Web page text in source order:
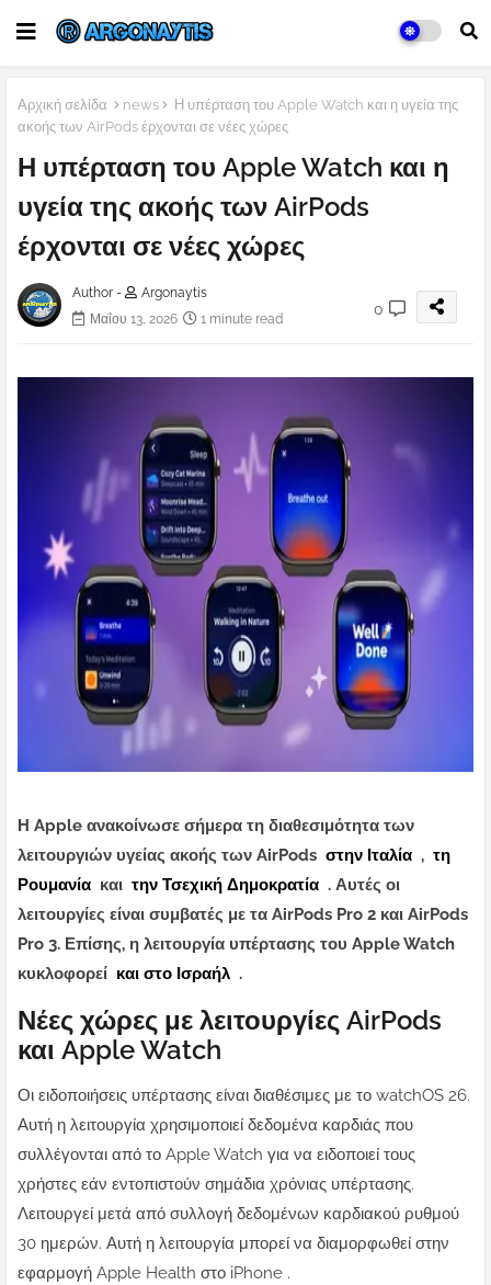
Αρχική σελίδα news
Η υπέρταση του Apple Watch και η υγεία της
ακοής των AirPods έρχονται σε νέες χώρες
Η υπέρταση του Apple Watch και η
υγεία της ακοής των AirPods
έρχονται σε νέες χώρες
Author -
Argonaytis
Μαΐου 13, 2026
1 minute read
0
Η Apple ανακοίνωσε σήμερα τη διαθεσιμότητα των
λειτουργιών υγείας ακοής των AirPods στην Ιταλία , τη
Ρουμανία και την Τσεχική Δημοκρατία . Αυτές οι
λειτουργίες είναι συμβατές με τα AirPods Pro 2 και AirPods
Pro 3. Επίσης, η λειτουργία υπέρτασης του Apple Watch
κυκλοφορεί και στο Ισραήλ .
Νέες χώρες με λειτουργίες AirPods
και Apple Watch
Οι ειδοποιήσεις υπέρτασης είναι διαθέσιμες με το watchOS 26.
Αυτή η λειτουργία χρησιμοποιεί δεδομένα καρδιάς που
συλλέγονται από το Apple Watch για να ειδοποιεί τους
χρήστες εάν εντοπιστούν σημάδια χρόνιας υπέρτασης.
Λειτουργεί μετά από συλλογή δεδομένων καρδιακού ρυθμού
30 ημερών. Αυτή η λειτουργία μπορεί να διαμορφωθεί στην
εφαρμογή Apple Health στο iPhone .